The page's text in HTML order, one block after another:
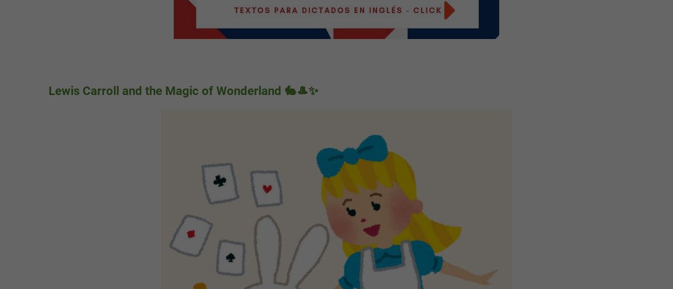
Lewis Carroll and the Magic of Wonderland 🐇🎩✨